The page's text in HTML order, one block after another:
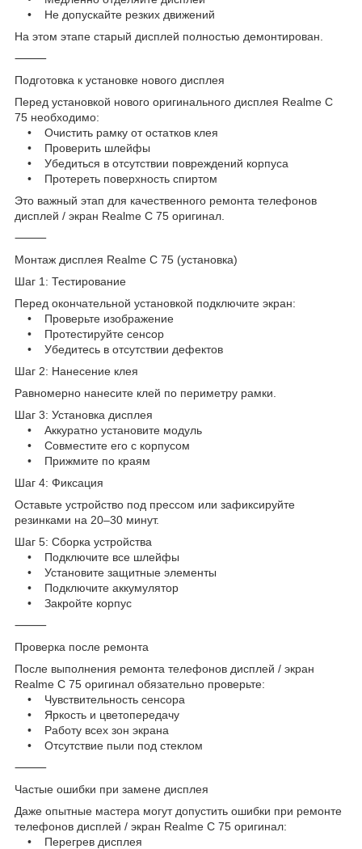
• Не допускайте резких движений
На этом этапе старый дисплей полностью демонтирован.
⸻
Подготовка к установке нового дисплея
Перед установкой нового оригинального дисплея Realme C
75 необходимо:
• Очистить рамку от остатков клея
• Проверить шлейфы
• Убедиться в отсутствии повреждений корпуса
• Протереть поверхность спиртом
Это важный этап для качественного ремонта телефонов
дисплей / экран Realme C 75 оригинал.
⸻
Монтаж дисплея Realme C 75 (установка)
Шаг 1: Тестирование
Перед окончательной установкой подключите экран:
• Проверьте изображение
• Протестируйте сенсор
• Убедитесь в отсутствии дефектов
Шаг 2: Нанесение клея
Равномерно нанесите клей по периметру рамки.
Шаг 3: Установка дисплея
• Аккуратно установите модуль
• Совместите его с корпусом
• Прижмите по краям
Шаг 4: Фиксация
Оставьте устройство под прессом или зафиксируйте
резинками на 20–30 минут.
Шаг 5: Сборка устройства
• Подключите все шлейфы
• Установите защитные элементы
• Подключите аккумулятор
• Закройте корпус
⸻
Проверка после ремонта
После выполнения ремонта телефонов дисплей / экран
Realme C 75 оригинал обязательно проверьте:
• Чувствительность сенсора
• Яркость и цветопередачу
• Работу всех зон экрана
• Отсутствие пыли под стеклом
⸻
Частые ошибки при замене дисплея
Даже опытные мастера могут допустить ошибки при ремонте
телефонов дисплей / экран Realme C 75 оригинал:
• Перегрев дисплея